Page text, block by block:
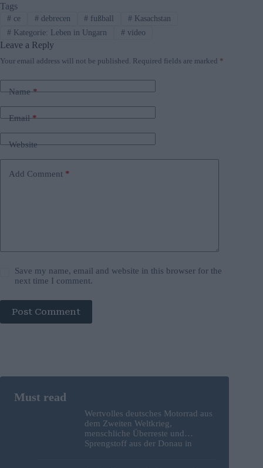
Tags
#ce #debrecen # fußball # Kasachstan
#Kategorie: Leben in Ungarn #video
Leave a Reply
Your email address will not be published. Required fields are marked *
Name*
Email*
Website
Add Comment *
Save my name, email and website in this browser for the
next time I comment.
Post Comment
Wertvolles deutsches Motorrad aus
dem Zweiten Weltkrieg,
menschliche Überreste und
Sprengstoff aus der Donau in